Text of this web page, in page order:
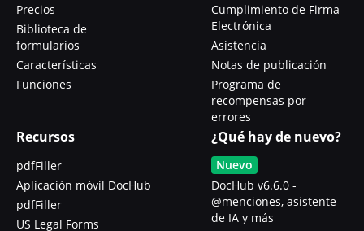
Precios
Biblioteca de
formularios
Características
Funciones
Cumplimiento de Firma
Electrónica
Asistencia
Notas de publicación
Programa de
recompensas por
errores
Recursos
pdfFiller
Aplicación móvil DocHub
pdfFiller
US Legal Forms
¿Qué hay de nuevo?
Nuevo
DocHub v6.6.0 -
@menciones, asistente
de IA y más